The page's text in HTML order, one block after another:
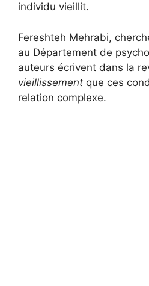
individu vieillit.
Fereshteh Mehrabi,
au Département de
auteurs écrivent dans la
vieillissement que ces
relation complexe.